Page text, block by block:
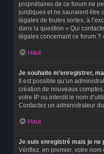
propriétaires de ce forum ne
juridiques et ne sauraient être
légales de toutes sortes, à
dans la question « Qui
légales concernant ce forum ?
Haut
Je souhaite m’enregistrer,
Il est possible qu’un
création de nouveaux
votre IP ou interdit le nom
Contactez un administrateur
Haut
Je suis enregistré mais je ne
Vérifiez, en premier, votre nom